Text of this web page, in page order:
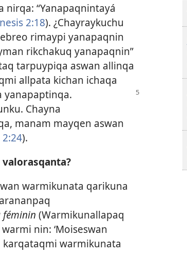
nirqa: “Yanapaqnintayá
2:18). ¿Chayraykuchu
rimaypi yanapaqnin
rikchakuq yanapaqnin”
tarpuypiqa aswan allinqa
allpata kichan ichaqa
yanapaptinqa.
Chayna
manam mayqen aswan
2:24).
warmikunata qarikuna
féminin (Warmikunallapaq
nin: ‘Moiseswan
karqataqmi warmikunata